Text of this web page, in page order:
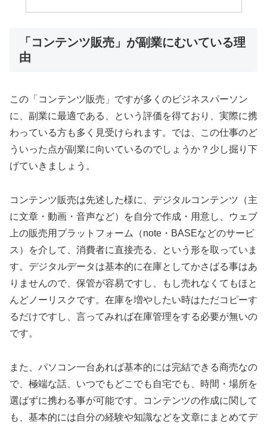
「コンテンツ販売」が副業にむいている理
由
この「コンテンツ販売」ですが多くのビジネスパーソン
に、副業に最適である、という評価を得ており、実際に携
わっている方も多く見受けられます。では、この仕事のど
ういった点が副業に向いているのでしょうか？少し掘り下
げていきましょう。
コンテンツ販売は先述した様に、デジタルコンテンツ（主
に文章・動画・音声など）を自分で作成・用意し、ウェブ
上の販売用プラットフォーム（note・BASEなどのサービ
ス）を介して、消費者に直接売る、という形を取っていま
す。デジタルデータは基本的に在庫としてかさばる事はあ
りませんので、保管が容易ですし、もし売れなくてもほと
んどノーリスクです。在庫を増やしたい時はただコピーす
るだけですし、言ってみれば在庫管理をする必要が無いの
です。
また、パソコン一台あれば基本的には完結できる商売なの
で、極端な話、いつでもどこでも自宅でも、時間・場所を
選ばずに携わる事が可能です。コンテンツの作成に関して
も、基本的には自分の経験や知識などを文章にまとめてデ